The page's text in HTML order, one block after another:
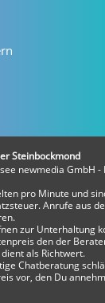
Steinbockmond
newmedia GmbH -
pro Minute und
Anrufe aus
zur Unterhaltung
den der
als Richtwert.
Chatberatung
vor, den Du